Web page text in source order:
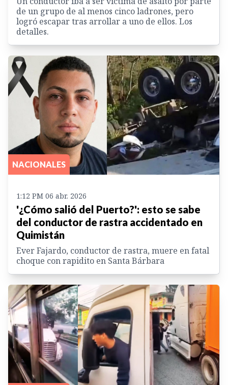
de un grupo de al menos cinco ladrones, pero
logró escapar tras arrollar a uno de ellos. Los
detalles.
NACIONALES
1:12 PM 06 abr. 2026
'¿Cómo salió del Puerto?': esto se sabe
del conductor de rastra accidentado en
Quimistán
Ever Fajardo, conductor de rastra, muere en fatal
choque con rapidito en Santa Bárbara